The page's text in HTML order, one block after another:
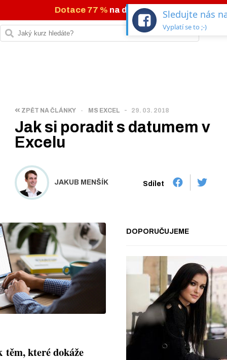
Dotace 77 % na digi kurzy →
ZPĚT NA ČLÁNKY- MS EXCEL - 29. 03. 2018
Jak si poradit s datumem v
Excelu
JAKUB MENŠÍK Sdílet
které dokáže
DOPORUČUJEME
Sledujte nás
Vyplatí se to ;-)